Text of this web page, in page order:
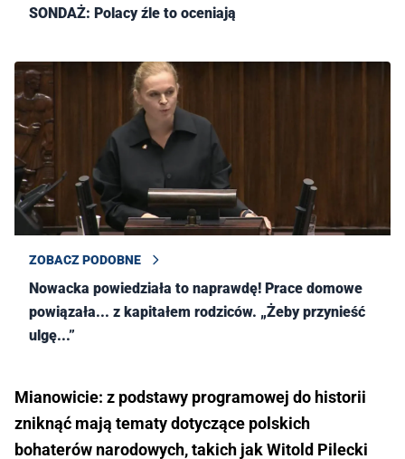
SONDAŻ: Polacy źle to oceniają
ZOBACZ PODOBNE
Nowacka powiedziała to naprawdę! Prace domowe
powiązała... z kapitałem rodziców. „Żeby przynieść
ulgę...”
Mianowicie: z podstawy programowej do historii
zniknąć mają tematy dotyczące polskich
bohaterów narodowych, takich jak Witold Pilecki